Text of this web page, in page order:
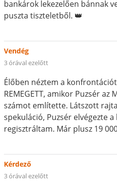
bankárok lekezelően bánnak
puszta tiszteletből. 👑
Vendég
3 órával ezelőtt
Élőben néztem a
REMEGETT, amikor Puzsér az
számot említette. Látszott
spekuláció, Puzsér elvégezte
regisztráltam. Már plusz 19
Kérdező
3 órával ezelőtt